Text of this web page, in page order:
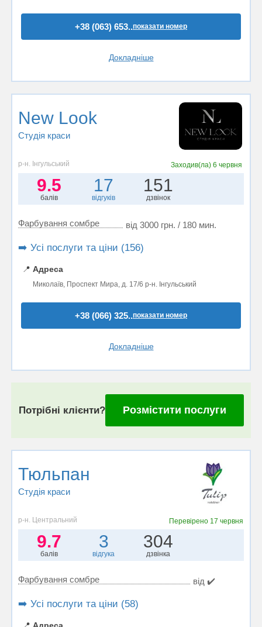
+38 (063) 653..показати номер
Докладніше
New Look
Студія краси
р-н. Інгульський Заходив(ла) 6 червня
9.5
балів
17
відгуків
151
дзвінок
Фарбування сомбре від 3000 грн. / 180 мин.
➡️ Усі послуги та ціни (156)
📍 Адреса
Миколаїв, Проспект Мира, д. 17/6 р-н. Інгульський
+38 (066) 325..показати номер
Докладніше
Потрібні клієнти? Розмістити послуги
Тюльпан
Студія краси
р-н. Центральний Перевірено 17 червня
9.7
балів
3
відгука
304
дзвінка
Фарбування сомбре від ✔️
➡️ Усі послуги та ціни (58)
📍 Адреса